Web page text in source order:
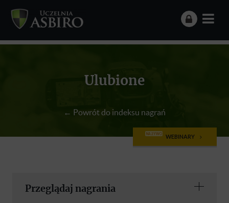
Ulubione
← Powrót do indeksu nagrań
NA ŻYWO WEBINARY
Przeglądaj nagrania